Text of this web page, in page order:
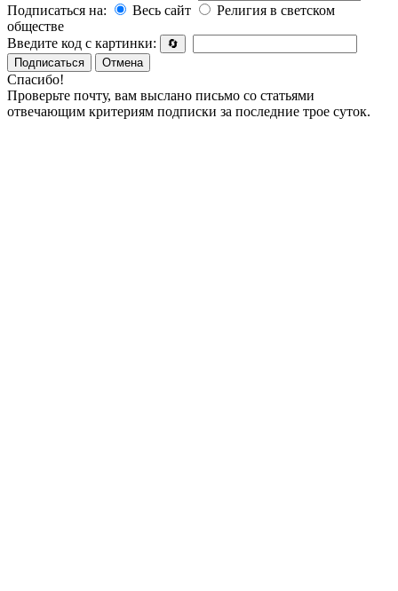
Подписаться на:
Весь сайт
Религия в светском
обществе
Введите код с картинки:
🔄
Подписаться
Отмена
Спасибо!
Проверьте почту, вам выслано письмо со статьями
отвечающим критериям подписки за последние трое суток.